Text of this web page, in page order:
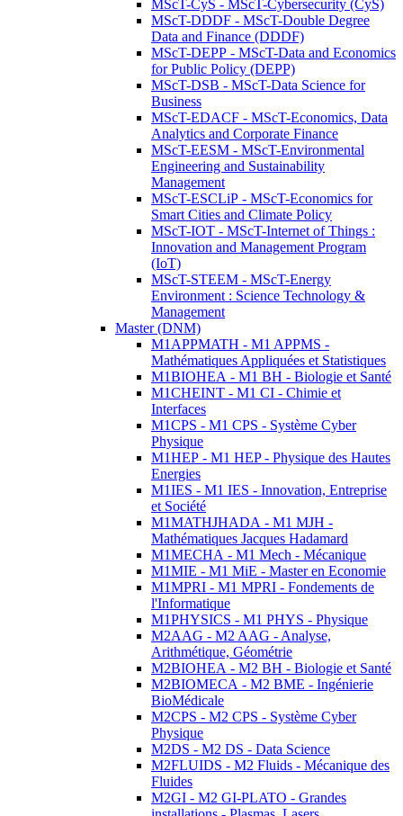
MScT-CyS - MScT-Cybersecurity (CyS)
MScT-DDDF - MScT-Double Degree
Data and Finance (DDDF)
MScT-DEPP - MScT-Data and Economics
for Public Policy (DEPP)
MScT-DSB - MScT-Data Science for
Business
MScT-EDACF - MScT-Economics, Data
Analytics and Corporate Finance
MScT-EESM - MScT-Environmental
Engineering and Sustainability
Management
MScT-ESCLiP - MScT-Economics for
Smart Cities and Climate Policy
MScT-IOT - MScT-Internet of Things :
Innovation and Management Program
(IoT)
MScT-STEEM - MScT-Energy
Environment : Science Technology &
Management
Master (DNM)
M1APPMATH - M1 APPMS -
Mathématiques Appliquées et Statistiques
M1BIOHEA - M1 BH - Biologie et Santé
M1CHEINT - M1 CI - Chimie et
Interfaces
M1CPS - M1 CPS - Système Cyber
Physique
M1HEP - M1 HEP - Physique des Hautes
Energies
M1IES - M1 IES - Innovation, Entreprise
et Société
M1MATHJHADA - M1 MJH -
Mathématiques Jacques Hadamard
M1MECHA - M1 Mech - Mécanique
M1MIE - M1 MiE - Master en Economie
M1MPRI - M1 MPRI - Fondements de
l'Informatique
M1PHYSICS - M1 PHYS - Physique
M2AAG - M2 AAG - Analyse,
Arithmétique, Géométrie
M2BIOHEA - M2 BH - Biologie et Santé
M2BIOMECA - M2 BME - Ingénierie
BioMédicale
M2CPS - M2 CPS - Système Cyber
Physique
M2DS - M2 DS - Data Science
M2FLUIDS - M2 Fluids - Mécanique des
Fluides
M2GI - M2 GI-PLATO - Grandes